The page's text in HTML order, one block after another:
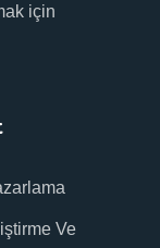
için
Ve